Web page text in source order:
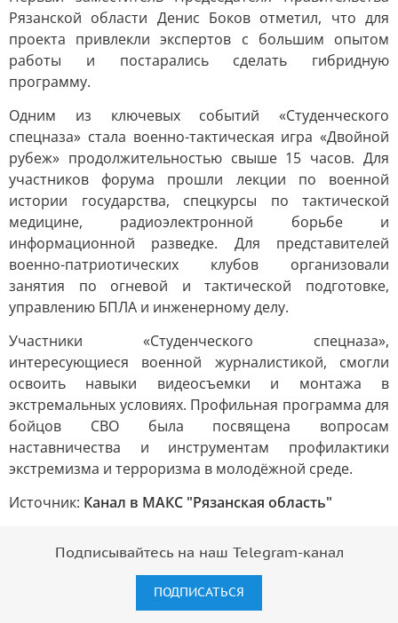
Рязанской области Денис Боков отметил, что для
проекта привлекли экспертов с большим опытом
работы и постарались сделать гибридную
программу.
Одним из ключевых событий «Студенческого
спецназа» стала военно-тактическая игра «Двойной
рубеж» продолжительностью свыше 15 часов. Для
участников форума прошли лекции по военной
истории государства, спецкурсы по тактической
медицине, радиоэлектронной борьбе и
информационной разведке. Для представителей
военно-патриотических клубов организовали
занятия по огневой и тактической подготовке,
управлению БПЛА и инженерному делу.
Участники «Студенческого спецназа»,
интересующиеся военной журналистикой, смогли
освоить навыки видеосъемки и монтажа в
экстремальных условиях. Профильная программа для
бойцов СВО была посвящена вопросам
наставничества и инструментам профилактики
экстремизма и терроризма в молодёжной среде.
Источник: Канал в МАКС "Рязанская область"
Подписывайтесь на наш Telegram-канал
ПОДПИСАТЬСЯ